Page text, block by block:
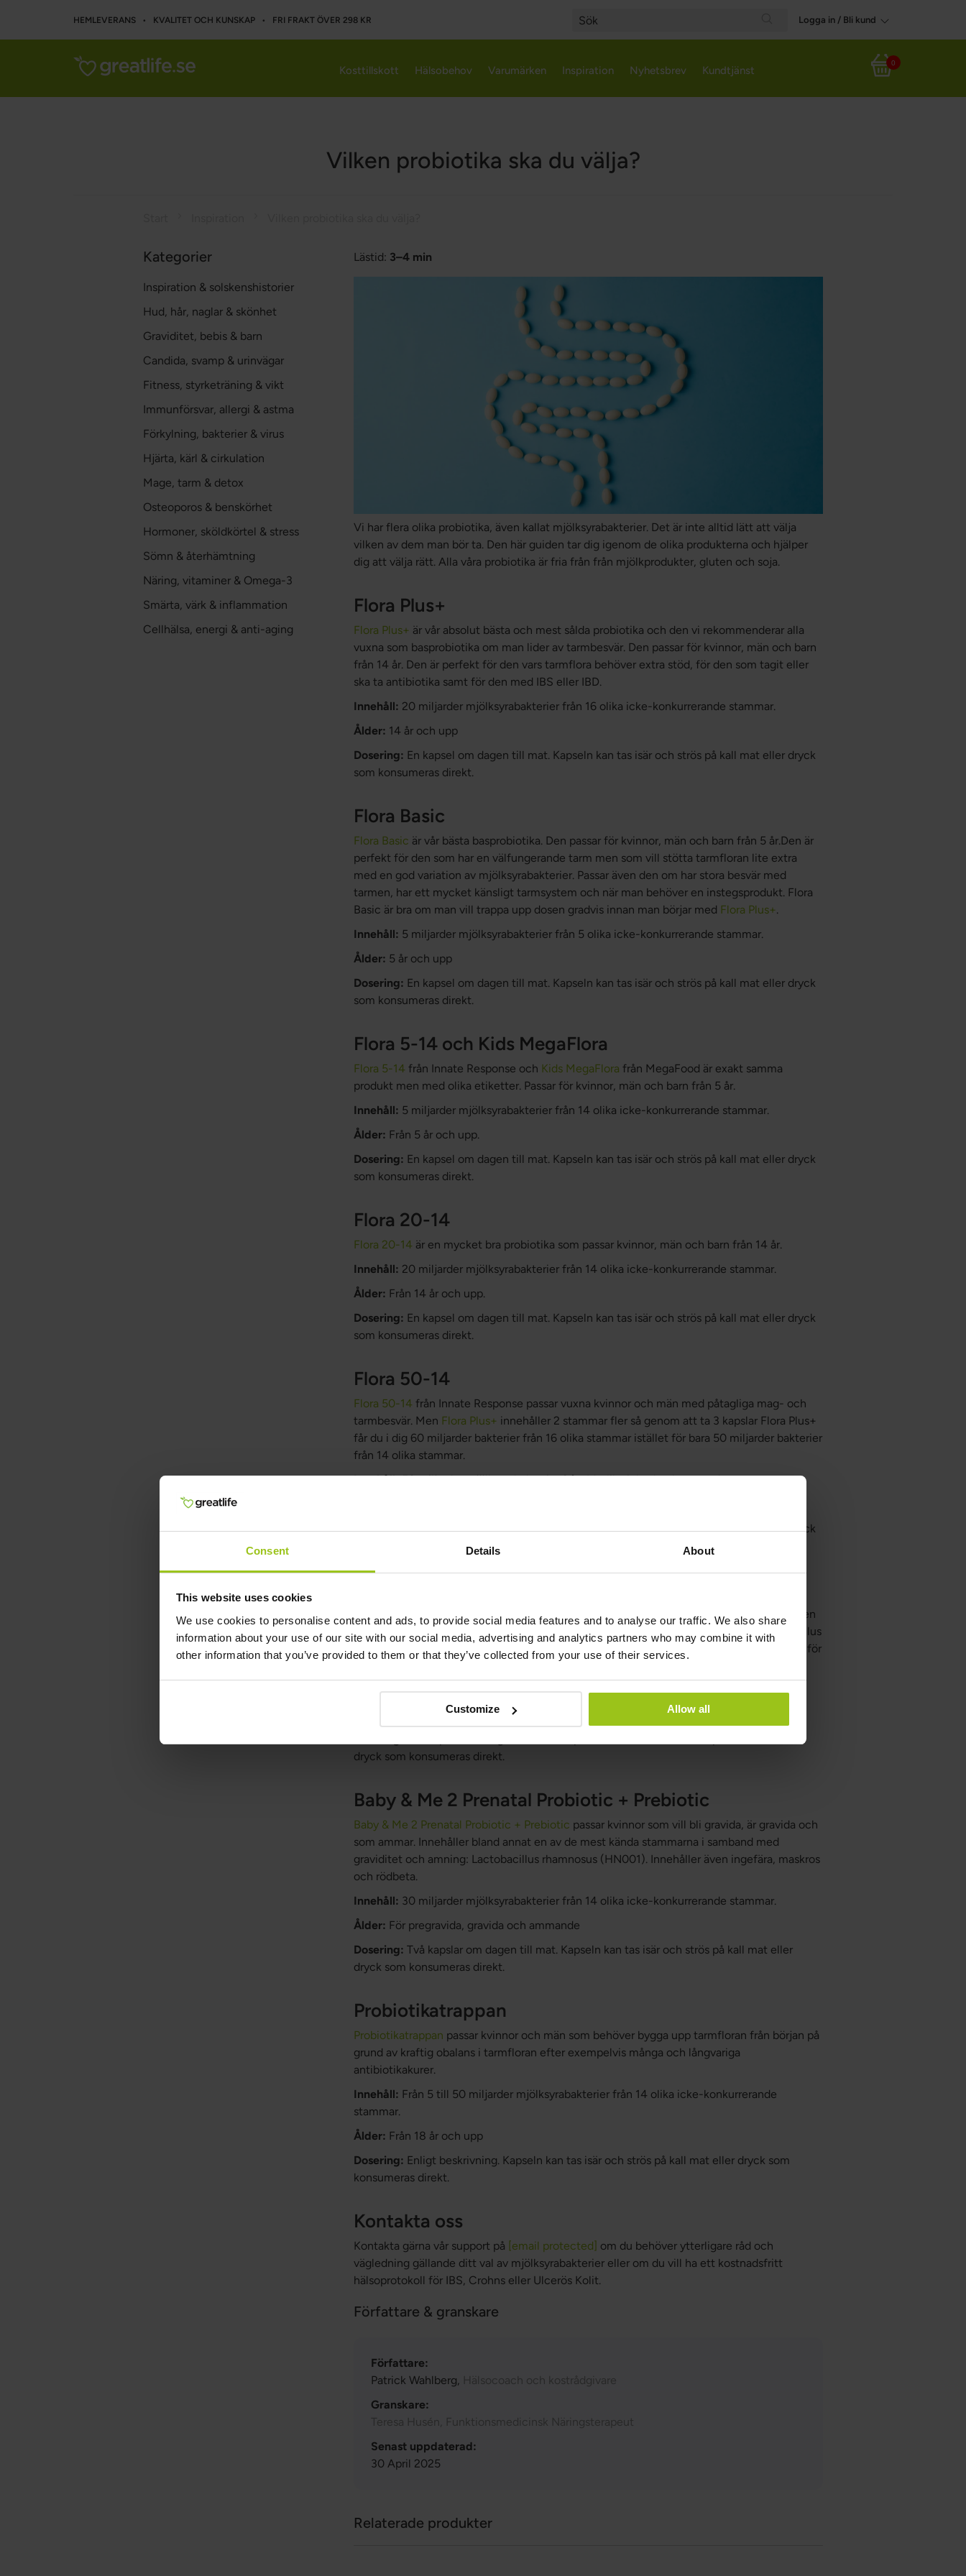
Consent Details About
This website uses cookies
We use cookies to personalise content and ads, to provide social media features and to analyse our traffic. We also share
information about your use of our site with our social media, advertising and analytics partners who may combine it with
other information that you’ve provided to them or that they’ve collected from your use of their services.
Customize Allow all
HEMLEVERANS • KVALITET OCH KUNSKAP • FRI FRAKT ÖVER 298 KR
Search
Logga in / Bli kund
Varukorg
0
Kosttillskott Hälsobehov Varumärken Inspiration Nyhetsbrev Kundtjänst
Vilken probiotika ska du välja?
Lästid: 3–4 min
Vi har flera olika probiotika, även kallat mjölksyrabakterier. Det är inte alltid lätt att välja
vilken av dem man bör ta. Den här guiden tar dig igenom de olika produkterna och hjälper
dig att välja rätt. Alla våra probiotika är fria från från mjölkprodukter, gluten och soja.
Flora Plus+
Flora Plus+ är vår absolut bästa och mest sålda probiotika och den vi rekommenderar alla
vuxna som basprobiotika om man lider av tarmbesvär. Den passar för kvinnor, män och barn
från 14 år. Den är perfekt för den vars tarmflora behöver extra stöd, för den som tagit eller
ska ta antibiotika samt för den med IBS eller IBD.
Innehåll: 20 miljarder mjölksyrabakterier från 16 olika icke-konkurrerande stammar.
Ålder: 14 år och upp
Dosering: En kapsel om dagen till mat. Kapseln kan tas isär och strös på kall mat eller dryck
som konsumeras direkt.
Flora Basic
Flora Basic är vår bästa basprobiotika. Den passar för kvinnor, män och barn från 5 år.Den är
perfekt för den som har en välfungerande tarm men som vill stötta tarmfloran lite extra
med en god variation av mjölksyrabakterier. Passar även den om har stora besvär med
tarmen, har ett mycket känsligt tarmsystem och när man behöver en instegsprodukt. Flora
Basic är bra om man vill trappa upp dosen gradvis innan man börjar med Flora Plus+.
Innehåll: 5 miljarder mjölksyrabakterier från 5 olika icke-konkurrerande stammar.
Ålder: 5 år och upp
Dosering: En kapsel om dagen till mat. Kapseln kan tas isär och strös på kall mat eller dryck
som konsumeras direkt.
Flora 5-14 och Kids MegaFlora
Flora 5-14 från Innate Response och Kids MegaFlora från MegaFood är exakt samma
produkt men med olika etiketter. Passar för kvinnor, män och barn från 5 år.
Innehåll: 5 miljarder mjölksyrabakterier från 14 olika icke-konkurrerande stammar.
Ålder: Från 5 år och upp.
Dosering: En kapsel om dagen till mat. Kapseln kan tas isär och strös på kall mat eller dryck
som konsumeras direkt.
Flora 20-14
Flora 20-14 är en mycket bra probiotika som passar kvinnor, män och barn från 14 år.
Innehåll: 20 miljarder mjölksyrabakterier från 14 olika icke-konkurrerande stammar.
Ålder: Från 14 år och upp.
Dosering: En kapsel om dagen till mat. Kapseln kan tas isär och strös på kall mat eller dryck
som konsumeras direkt.
Flora 50-14
Flora 50-14 från Innate Response passar vuxna kvinnor och män med påtagliga mag- och
tarmbesvär. Men Flora Plus+ innehåller 2 stammar fler så genom att ta 3 kapslar Flora Plus+
får du i dig 60 miljarder bakterier från 16 olika stammar istället för bara 50 miljarder bakterier
från 14 olika stammar.
Innehåll:50 miljarder mjölksyrabakterier från 14 olika icke-konkurrerande stammar.
Dosering:En kapsel om dagen till mat. Kapseln kan tas isär och strös på kall mat eller dryck
som konsumeras direkt.
MegaFlora Women
passar vuxna kvinnor som vill stötta tarm- och vaginalfloran. Bra för den
som lider av upprepade urinvägsinfektioner. Innehåller bland annat stammarna Lactobacillus
rhamnosus (HN001) och Lactobacillus plantarum (LP115) som har visat sig vara gynnsam för
kvinnans flora. Innehåller även tranbär, rödbeta, maskrosrot och stor kardborrerot.
Innehåll:50 miljarder mjölksyrabakterier från 14 olika icke-konkurrerande stammar.
Från 18 år och upp.
dryck som konsumeras direkt.
Baby & Me 2 Prenatal Probiotic + Prebiotic
Baby & Me 2 Prenatal Probiotic + Prebiotic passar kvinnor som vill bli gravida, är gravida och
som ammar. Innehåller bland annat en av de mest kända stammarna i samband med
graviditet och amning: Lactobacillus rhamnosus (HN001). Innehåller även ingefära, maskros
och rödbeta.
Innehåll: 30 miljarder mjölksyrabakterier från 14 olika icke-konkurrerande stammar.
Ålder: För pregravida, gravida och ammande
Dosering: Två kapslar om dagen till mat. Kapseln kan tas isär och strös på kall mat eller
dryck som konsumeras direkt.
Probiotikatrappan
Probiotikatrappan passar kvinnor och män som behöver bygga upp tarmfloran från början på
grund av kraftig obalans i tarmfloran efter exempelvis många och långvariga
antibiotikakurer.
Innehåll: Från 5 till 50 miljarder mjölksyrabakterier från 14 olika icke-konkurrerande
stammar.
Ålder: Från 18 år och upp
Dosering: Enligt beskrivning. Kapseln kan tas isär och strös på kall mat eller dryck som
konsumeras direkt.
Kontakta oss
Kontakta gärna vår support på [email protected] om du behöver ytterligare råd och
vägledning gällande ditt val av mjölksyrabakterier eller om du vill ha ett kostnadsfritt
hälsoprotokoll för IBS, Crohns eller Ulcerös Kolit.
Författare & granskare
Författare:
Patrick Wahlberg, Hälsocoach och kostrådgivare
Granskare:
Teresa Husén, Funktionsmedicinsk Näringsterapeut
Senast uppdaterad:
30 April 2025
Relaterade produkter
Kategorier
Inspiration & solskenshistorier
Hud, hår, naglar & skönhet
Graviditet, bebis & barn
Candida, svamp & urinvägar
Fitness, styrketräning & vikt
Immunförsvar, allergi & astma
Förkylning, bakterier & virus
Hjärta, kärl & cirkulation
Mage, tarm & detox
Osteoporos & benskörhet
Hormoner, sköldkörtel & stress
Sömn & återhämtning
Näring, vitaminer & Omega-3
Smärta, värk & inflammation
Cellhälsa, energi & anti-aging